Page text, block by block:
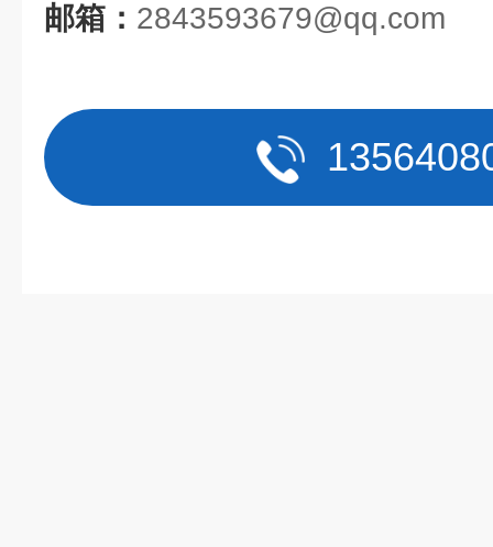
邮箱： 2843593679@qq.com